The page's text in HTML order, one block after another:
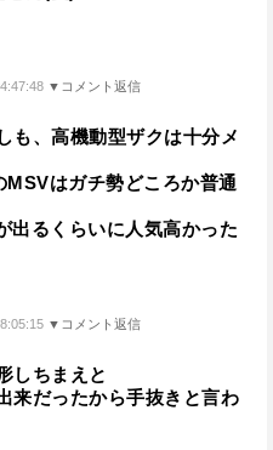
▼コメント返信
も、高機動型ザクは十分メ
はガチ勢どころか普通
出るくらいに人気高かった
▼コメント返信
しちまえと
来だったから手抜きと言わ